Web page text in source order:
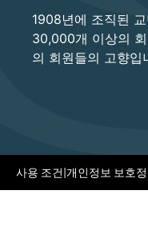
1908년에 조직된
30,000개 이상의
의 회원들의 고향입
사용 조건|개인정보 보호